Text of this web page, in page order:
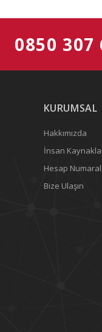
0850 307
KURUMSAL
Hakkımızda
İnsan
Hesap
Bize Ulaşın